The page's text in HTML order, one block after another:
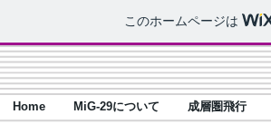
このホームページは
Home MiG-29について 成層圏飛行